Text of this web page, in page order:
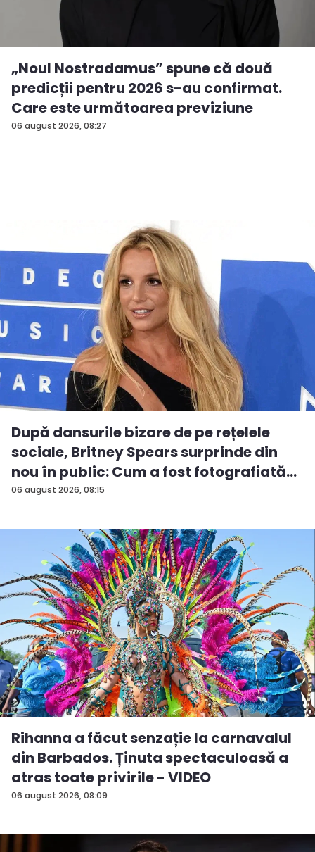
06 august 2026, 08:27
„Noul Nostradamus” spune că două
predicții pentru 2026 s-au confirmat.
Care este următoarea previziune
06 august 2026, 08:15
După dansurile bizare de pe rețelele
sociale, Britney Spears surprinde din
nou în public: Cum a fost fotografiată
î...
06 august 2026, 08:09
Rihanna a făcut senzație la carnavalul
din Barbados. Ținuta spectaculoasă a
atras toate privirile - VIDEO